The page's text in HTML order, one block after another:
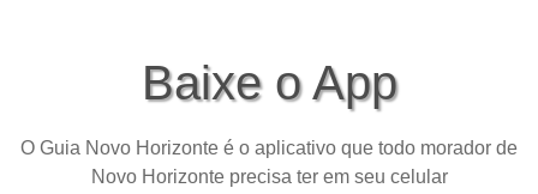
Baixe o App
O Guia Novo Horizonte é o aplicativo que todo morador de
Novo Horizonte precisa ter em seu celular